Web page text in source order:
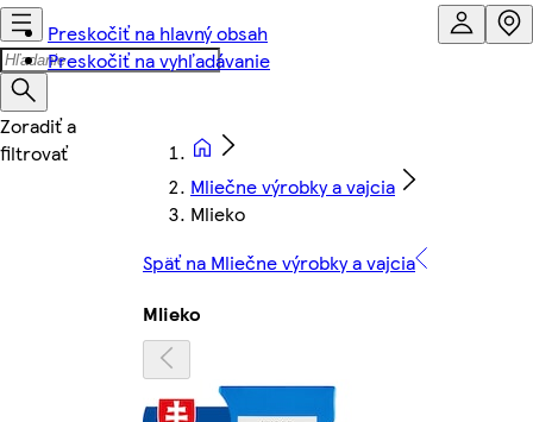
Preskočiť na hlavný obsah
Preskočiť na vyhľadávanie
Mliečne výrobky a vajcia
Mlieko
Späť na Mliečne výrobky a vajcia
Mlieko